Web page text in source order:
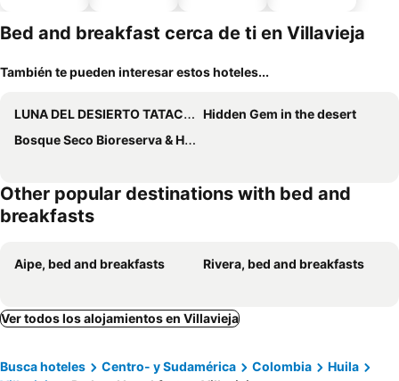
mascotas
miento
Bed and breakfast cerca de ti en Villavieja
También te pueden interesar estos hoteles...
LUNA DEL DESIERTO TATACOA 2DA SEDE
Hidden Gem in the desert
Bosque Seco Bioreserva & Hostel
Other popular destinations with bed and
breakfasts
Aipe, bed and breakfasts Rivera, bed and breakfasts
Ver todos los alojamientos en Villavieja
Busca hoteles Centro- y Sudamérica Colombia
Huila